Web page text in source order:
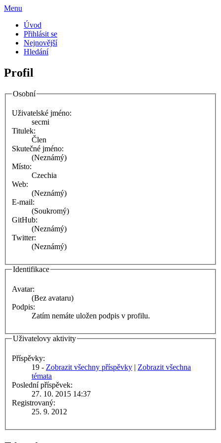
Menu
Úvod
Přihlásit se
Nejnovější
Hledání
Profil
Osobní
Uživatelské jméno:
secmi
Titulek:
Člen
Skutečné jméno:
(Neznámý)
Místo:
Czechia
Web:
(Neznámý)
E-mail:
(Soukromý)
GitHub:
(Neznámý)
Twitter:
(Neznámý)
Identifikace
Avatar:
(Bez avataru)
Podpis:
Zatím nemáte uložen podpis v profilu.
Uživatelovy aktivity
Příspěvky:
19 - Zobrazit všechny příspěvky | Zobrazit všechna
témata
Poslední příspěvek:
27. 10. 2015 14:37
Registrovaný:
25. 9. 2012